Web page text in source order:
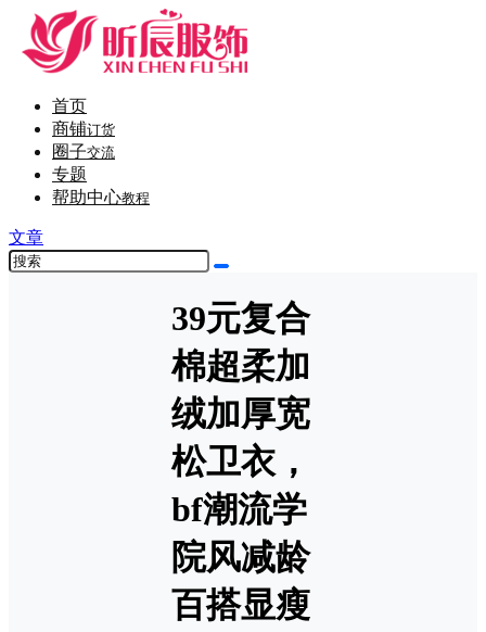
首页
商铺订货
圈子交流
专题
帮助中心教程
文章
39元复合
棉超柔加
绒加厚宽
松卫衣，
bf潮流学
院风减龄
百搭显瘦